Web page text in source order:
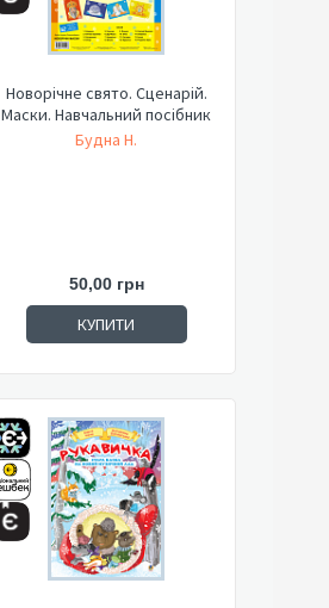
Новорічне свято. Сценарій.
Маски. Навчальний посібник
Будна Н.
50,00 грн
КУПИТИ